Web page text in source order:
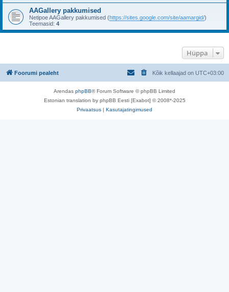
AAGallery pakkumised
Netipoe AAGallery pakkumised (https://sites.google.com/site/aamargid/)
Teemasid: 4
Hüppa
Foorumi pealeht Kõik kellaajad on UTC+03:00
Arendas phpBB® Forum Software © phpBB Limited
Estonian translation by phpBB Eesti [Exabot] © 2008*-2025
Privaatsus | Kasutajatingimused